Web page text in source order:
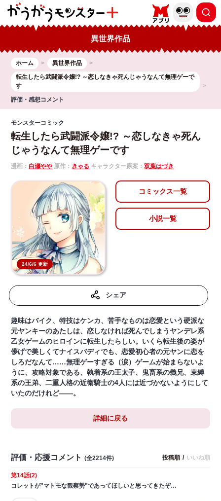
異世界作品
ホーム
異世界作品
転生したら武闘派令嬢!? ～恋しなきゃ死んじゃうなんて無理ゲーで
す
評価・感想コメント
モンスターコミック
転生したら武闘派令嬢!? ～恋しなきゃ死ん
じゃうなんて無理ゲーです
漫画：白瀬やや 原作： きゃる キャラクター原案：双葉はづき
24/6/6 更新
コミックス一覧
小説一覧
シェア
趣味はバイク、特技はケンカ、苦手なものは恋愛という硬派な
元ヤンキーのあたしは、恋しなければ死んでしまうヤンデレ系
乙女ゲームのヒロインに転生したらしい。いくら転生後の姿が
儚げで美しくてナイスバディでも、恋愛初心者の元ヤンに恋を
しろだなんて……無理ゲーすぎる（涙）ゲームが始まらないよ
うに、攻略対象である、執着系の王太子、鬼畜系の義兄、束縛
系の王弟、二重人格の近衛騎士の4人には近づかないようにして
いたのだけれど――。
詳細に戻る
評価・応援コメント (全2214件) 投稿順 / いいね順
第14話(2)
コレットが"マトモな観察勢"であってほしいと思ってきたぞ…